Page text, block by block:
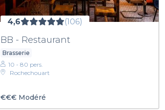
4,6 (106)
BB - Restaurant
Brasserie
10 - 80 pers.
Rochechouart
€€€Modéré